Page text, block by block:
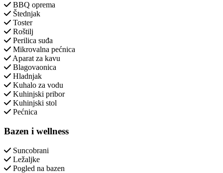
BBQ oprema
Štednjak
Toster
Roštilj
Perilica suđa
Mikrovalna pećnica
Aparat za kavu
Blagovaonica
Hladnjak
Kuhalo za vodu
Kuhinjski pribor
Kuhinjski stol
Pećnica
Bazen i wellness
Suncobrani
Ležaljke
Pogled na bazen